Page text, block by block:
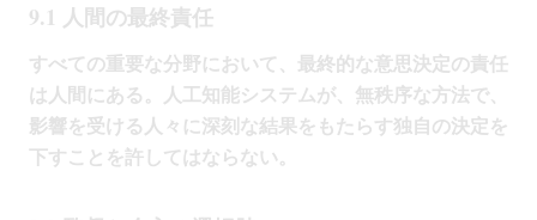
9.1 人間の最終責任
すべての重要な分野において、最終的な意思決定の責任
は人間にある。人工知能システムが、無秩序な方法で、
影響を受ける人々に深刻な結果をもたらす独自の決定を
下すことを許してはならない。